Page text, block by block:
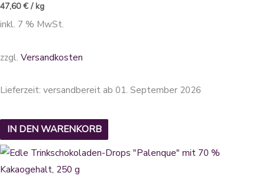
47,60€/kg
inkl. 7 % MwSt.
zzgl. Versandkosten
Lieferzeit: versandbereit ab 01. September 2026
IN DEN WARENKORB